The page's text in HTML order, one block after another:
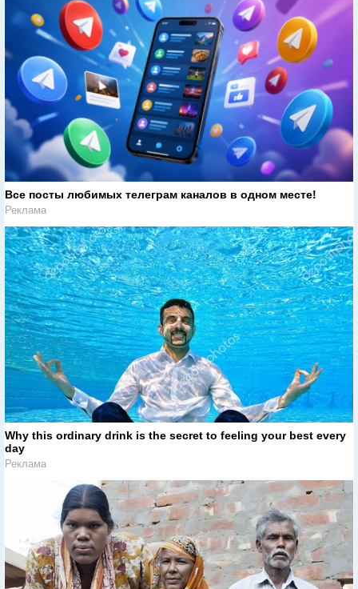
Все посты любимых телеграм каналов в одном месте!
Реклама
Why this ordinary drink is the secret to feeling your best every
day
Реклама